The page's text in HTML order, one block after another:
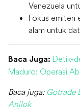
Venezuela
Fokus emiten
alam untuk
Baca Juga: Detik-
Maduro: Operasi
Baca juga: Gotrade
Anjlok